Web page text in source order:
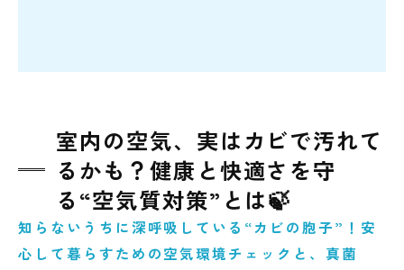
室内の空気、実はカビで汚れて
るかも？健康と快適さを守
る“空気質対策”とは🍃
知らないうちに深呼吸している“カビの胞子”！安
心して暮らすための空気環境チェックと、真菌